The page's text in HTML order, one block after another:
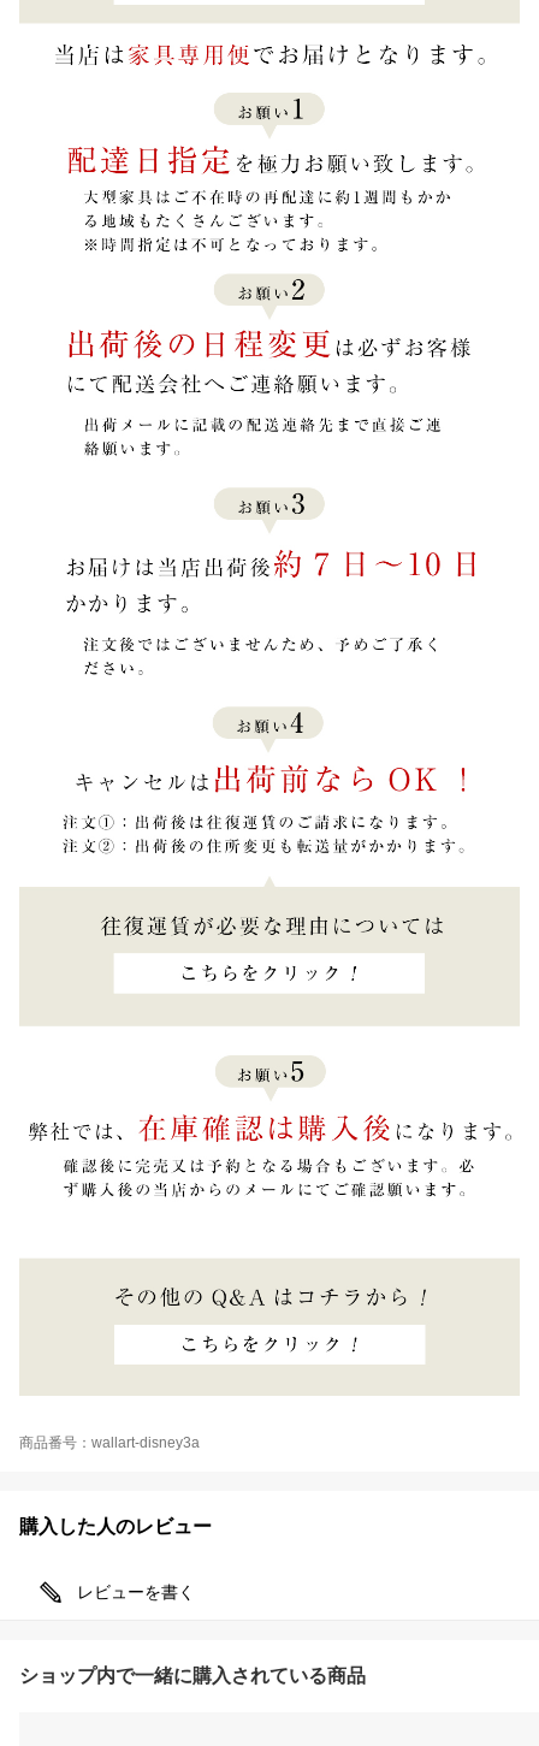
商品番号：wallart-disney3a
購入した人のレビュー
レビューを書く
ショップ内で一緒に購入されている商品